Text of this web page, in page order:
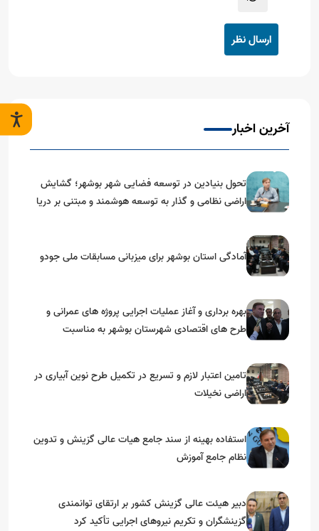
ارسال نظر
آخرین اخبار
تحول بنیادین در توسعه فضایی شهر بوشهر؛ گشایش
اراضی نظامی و گذار به توسعه هوشمند و مبتنی بر دریا
آمادگی استان بوشهر برای میزبانی مسابقات ملی جودو
بهره برداری و آغاز عملیات اجرایی پروژه های عمرانی و
طرح های اقتصادی شهرستان بوشهر به مناسبت
تامین اعتبار لازم و تسریع در تکمیل طرح نوین آبیاری در
اراضی نخیلات
استفاده بهینه از سند جامع هیات عالی گزینش و‌ تدوین
نظام جامع آموزش
دبیر هیئت عالی گزینش کشور بر ارتقای توانمندی
گزینشگران و تکریم نیروهای اجرایی تأکید کرد